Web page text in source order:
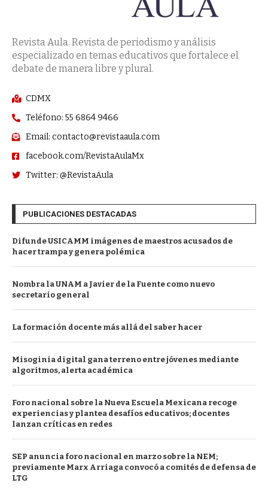
Revista Aula. Revista de periodismo y análisis
especializado en temas educativos que fortalece el
debate de manera libre y plural.
CDMX
Teléfono: 55 6864 9466
Email: contacto@revistaaula.com
facebook.com/RevistaAulaMx
Twitter: @RevistaAula
PUBLICACIONES DESTACADAS
Difunde USICAMM imágenes de maestros acusados de
hacer trampa y genera polémica
Nombra la UNAM a Javier de la Fuente como nuevo
secretario general
La formación docente más allá del saber hacer
Misoginia digital gana terreno entre jóvenes mediante
algoritmos, alerta académica
Foro nacional sobre la Nueva Escuela Mexicana recoge
experiencias y plantea desafíos educativos; docentes
lanzan críticas en redes
SEP anuncia foro nacional en marzo sobre la NEM;
previamente Marx Arriaga convocó a comités de defensa de
LTG